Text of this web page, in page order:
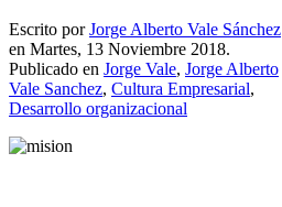
Escrito porJorge Alberto Vale Sánchez
en Martes, 13 Noviembre 2018.
Publicado en Jorge Vale, Jorge Alberto
Vale Sanchez, Cultura Empresarial,
Desarrollo organizacional